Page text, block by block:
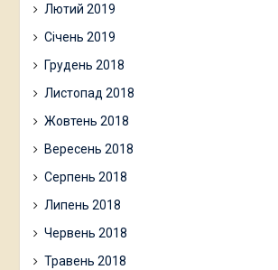
Лютий 2019
Січень 2019
Грудень 2018
Листопад 2018
Жовтень 2018
Вересень 2018
Серпень 2018
Липень 2018
Червень 2018
Травень 2018